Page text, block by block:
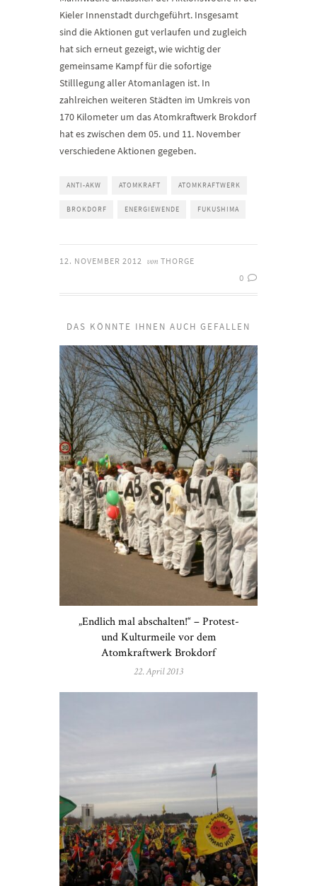
Kieler Innenstadt durchgeführt. Insgesamt
sind die Aktionen gut verlaufen und zugleich
hat sich erneut gezeigt, wie wichtig der
gemeinsame Kampf für die sofortige
Stilllegung aller Atomanlagen ist. In
zahlreichen weiteren Städten im Umkreis von
170 Kilometer um das Atomkraftwerk Brokdorf
hat es zwischen dem 05. und 11. November
verschiedene Aktionen gegeben.
ANTI-AKW ATOMKRAFT ATOMKRAFTWERK
BROKDORF ENERGIEWENDE FUKUSHIMA
12. NOVEMBER 2012 von THORGE
0
DAS KÖNNTE IHNEN AUCH GEFALLEN
„Endlich mal abschalten!“ – Protest-
und Kulturmeile vor dem
Atomkraftwerk Brokdorf
22. April 2013